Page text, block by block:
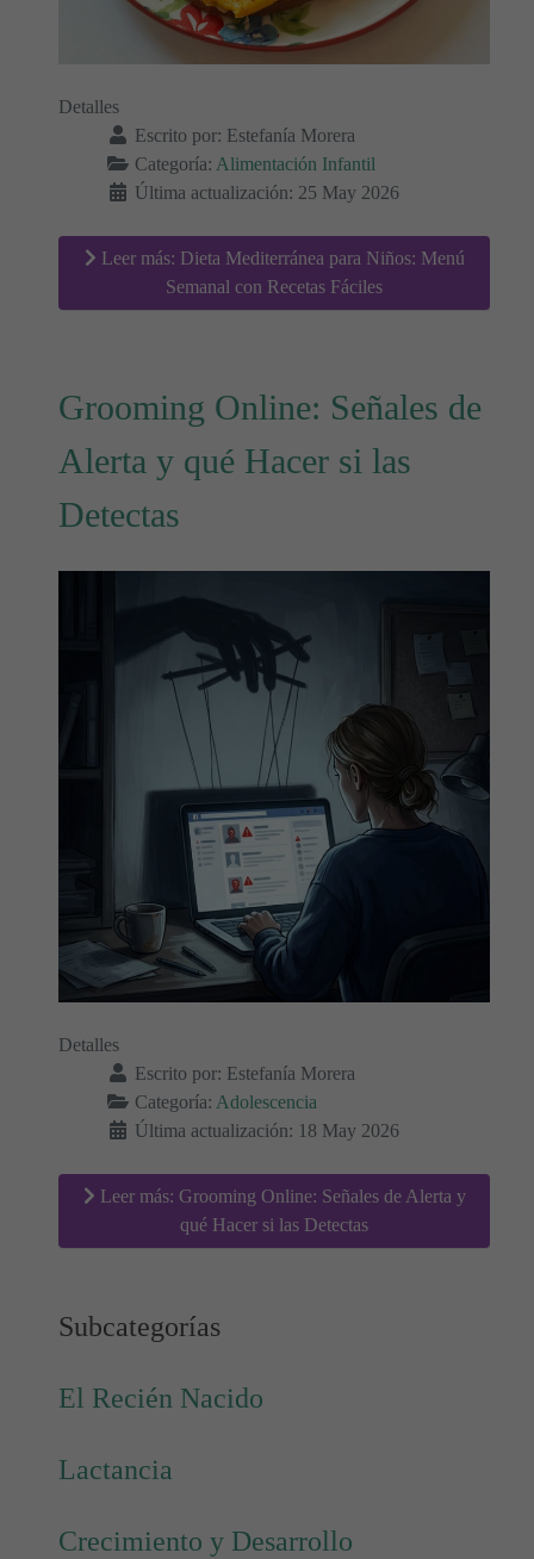
Detalles
Escrito por: Estefanía Morera
Categoría: Alimentación Infantil
Última actualización: 25 May 2026
Leer más: Dieta Mediterránea para Niños: Menú
Semanal con Recetas Fáciles
Grooming Online: Señales de
Alerta y qué Hacer si las
Detectas
Detalles
Escrito por: Estefanía Morera
Categoría: Adolescencia
Última actualización: 18 May 2026
Leer más: Grooming Online: Señales de Alerta y
qué Hacer si las Detectas
Subcategorías
El Recién Nacido
Lactancia
Crecimiento y Desarrollo